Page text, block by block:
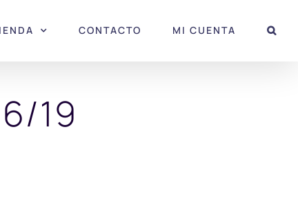
CONTACTO MI CUENTA
19